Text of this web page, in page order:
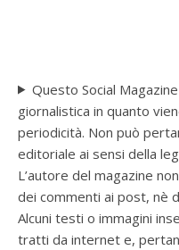
Questo Social
giornalistica in quanto
periodicità. Non può
editoriale ai sensi della
L’autore del magazine
dei commenti ai post, nè
Alcuni testi o immagini
tratti da internet e,